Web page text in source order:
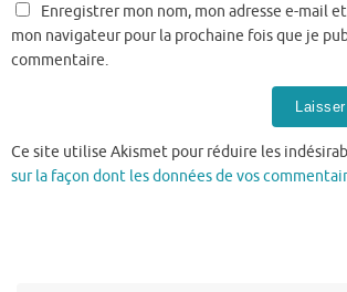
Enregistrer mon nom, mon adresse e-mail et
mon navigateur pour la prochaine fois que je
commentaire.
Ce site utilise Akismet pour réduire les
sur la façon dont les données de vos